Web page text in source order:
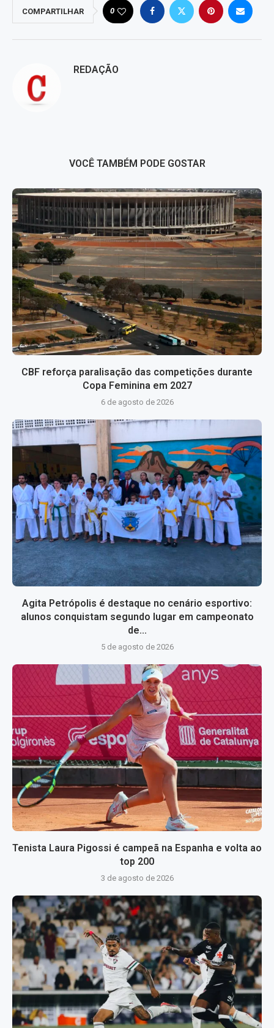
COMPARTILHAR 0
REDAÇÃO
VOCÊ TAMBÉM PODE GOSTAR
CBF reforça paralisação das competições durante
Copa Feminina em 2027
6 de agosto de 2026
Agita Petrópolis é destaque no cenário esportivo:
alunos conquistam segundo lugar em campeonato
de...
5 de agosto de 2026
Tenista Laura Pigossi é campeã na Espanha e volta ao
top 200
3 de agosto de 2026